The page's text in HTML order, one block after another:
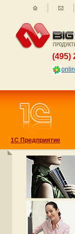
1С Предприятие
(495)